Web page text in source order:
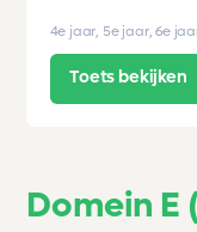
4e jaar, 5e jaar, 6e
Toets bekijken
Domein E